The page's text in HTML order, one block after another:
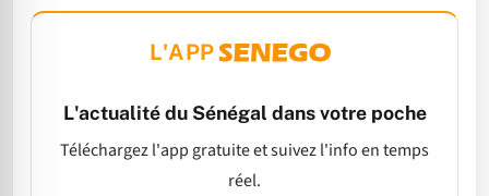
L'APP
L'actualité du Sénégal dans votre poche
Téléchargez l'app gratuite et suivez l'info en temps
réel.